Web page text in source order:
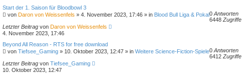
Start der 1. Saison für Bloodbowl 3
von Daron von Weissenfels » 4. November 2023, 17:46 » in Blood Bull Liga & Pokal0 Antworten
6448 Zugriffe
Letzter Beitrag von Daron von Weissenfels
4. November 2023, 17:46
Beyond All Reason - RTS for free download
von Tiefsee_Gaming » 10. Oktober 2023, 12:47 » in Weitere Science-Fiction-Spiele0 Antworten
6412 Zugriffe
Letzter Beitrag von Tiefsee_Gaming
10. Oktober 2023, 12:47